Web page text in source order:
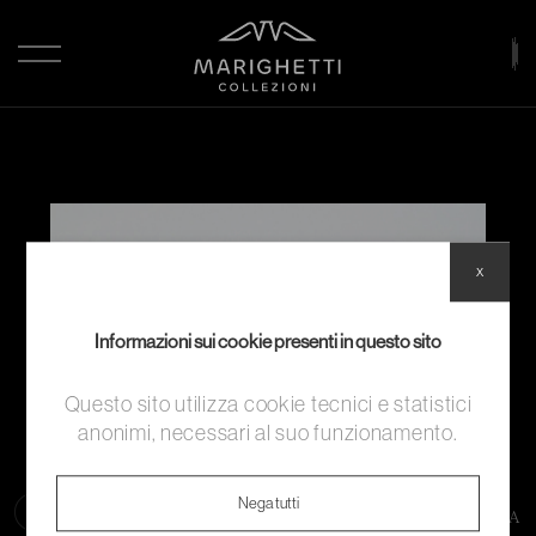
COLLEZIONE PRIVATA
Informazioni sui cookie presenti in questo sito
Questo sito utilizza cookie tecnici e statistici
anonimi, necessari al suo funzionamento.
Nega tutti
x